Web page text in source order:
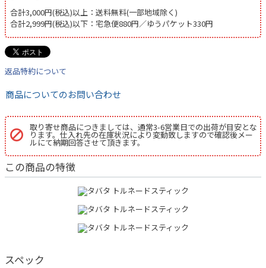
合計3,000円(税込)以上：送料無料(一部地域除く)
合計2,999円(税込)以下：宅急便880円／ゆうパケット330円
返品特約について
商品についてのお問い合わせ
取り寄せ商品につきましては、通常3-6営業日での出荷が目安とな
ります。仕入れ先の在庫状況により変動致しますので確認後メー
ルにて納期回答させて頂きます。
この商品の特徴
スペック